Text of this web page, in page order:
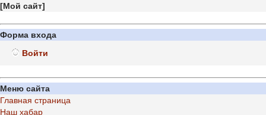
[Мой сайт]
Форма входа
Войти
Меню сайта
Главная страница
Наш хабар